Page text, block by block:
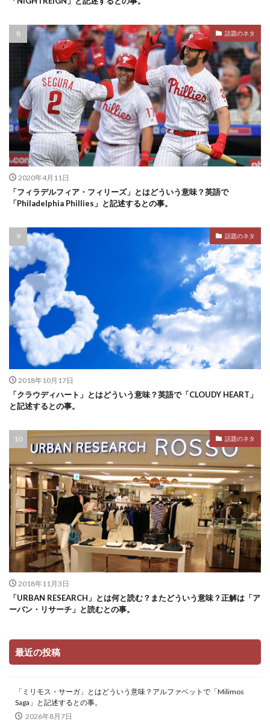
話題のネタ
2020年4月11日
「フィラデルフィア・フィリーズ」とはどういう意味？英語で
「Philadelphia Phillies」と記述するとの事。
話題のネタ
2018年10月17日
「クラウディハート」とはどういう意味？英語で「CLOUDY HEART」
と記述するとの事。
話題のネタ
2018年11月3日
「URBAN RESEARCH」とは何と読む？またどういう意味？正解は「ア
ーバン・リサーチ」と読むとの事。
最近の投稿
「ミリモス・サーガ」とはどういう意味？アルファベットで「Milimos
Saga」と記述するとの事。
2026年8月7日